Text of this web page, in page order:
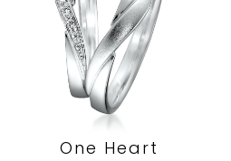
One Heart